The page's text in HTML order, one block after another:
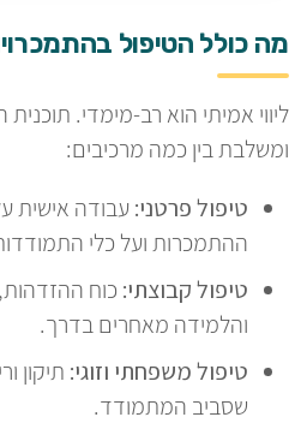
מה כולל הטיפול
ליווי אמיתי הוא רב-מימדי.
ומשלבת בין כמה מרכיבים:
טיפול פרטני:עבודה אישית
ההתמכרות ועל כלי
טיפול קבוצתי: כוח
והלמידה מאחרים בדרך.
טיפול משפחתי וזוגי: תיקון
שסביב המתמודד.